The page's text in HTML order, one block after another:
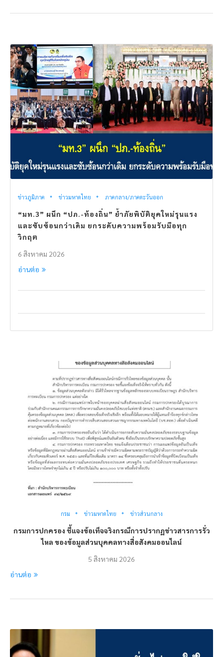
ข่าวภูมิภาค ข่าวมหาดไทย ภาคกลาง/ภาคตะวันออก
“มท.3” ผนึก “ปภ.-ท้องถิ่น” ย้ำภัยพิบัติยุคใหม่รุนแรง
และซับซ้อนกว่าเดิม ยกระดับความพร้อมรับมือทุก
วิกฤต
6 สิงหาคม 2026
อ่านต่อ
กรม ข่าวมหาดไทย ข่าวส่วนกลาง
กรมการปกครอง ชี้แจงข้อเท็จจริงกรณีการปรากฏข่าวสารการรั่ว
ไหล ของข้อมูลส่วนบุคคลทางสื่อสังคมออนไลน์
5 สิงหาคม 2026
อ่านต่อ